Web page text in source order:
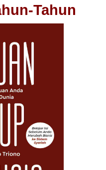
Tahun